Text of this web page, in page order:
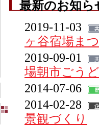
最新のお知ら
2019-11-03
ヶ谷宿場ま
2019-09-01
場朝市ごう
2014-07-06
2014-02-28
景観づくり